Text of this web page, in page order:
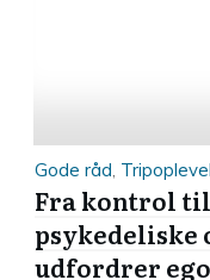
Gode råd
Fra kontrol
psykedeliske
udfordrer